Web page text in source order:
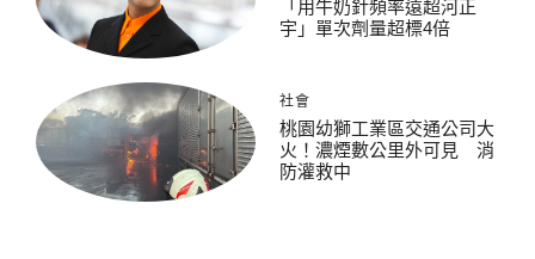
「用牛奶針頻率遠超河正
宇」單次劑量超標4倍
社會
桃園幼獅工業區交通公司大
火！濃煙數公里外可見 消
防灌救中